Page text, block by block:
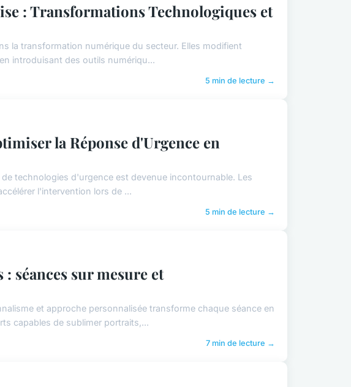
: Transformations Technologiques et
la transformation numérique du secteur. Elles modifient
introduisant des outils numériqu...
5 min de lecture →
la Réponse d'Urgence en
technologies d'urgence est devenue incontournable. Les
l'intervention lors de ...
5 min de lecture →
séances sur mesure et
et approche personnalisée transforme chaque séance en
capables de sublimer portraits,...
7 min de lecture →